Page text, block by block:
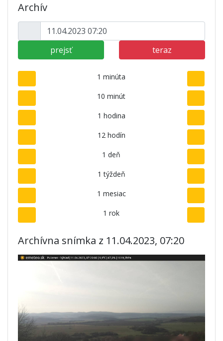
Archív
prejsť teraz
1 minúta
10 minút
1 hodina
12 hodín
1 deň
1 týždeň
1 mesiac
1 rok
Archívna snímka z 11.04.2023, 07:20